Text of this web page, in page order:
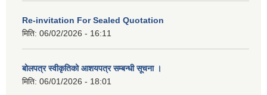
Re-invitation For Sealed Quotation
मिति: 06/02/2026 - 16:11
बोलपत्र स्वीकृतिको आशयपत्र सम्बन्धी सूचना ।
मिति: 06/01/2026 - 18:01